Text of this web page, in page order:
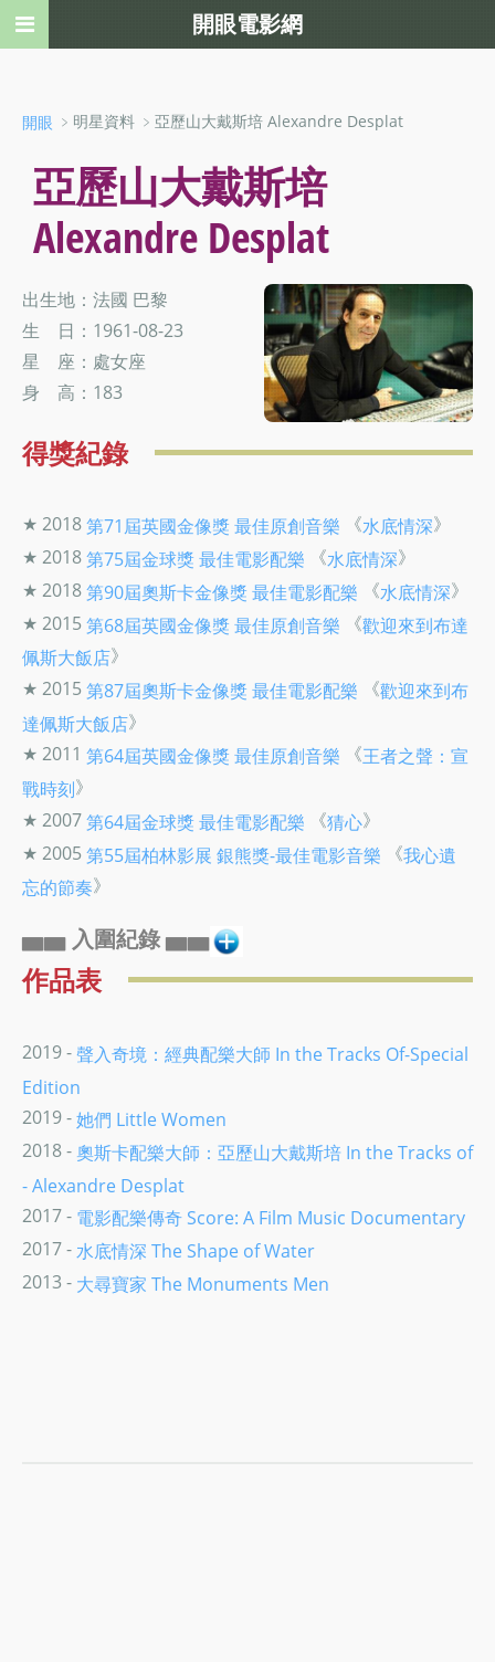
開眼 ﹥明星資料 ﹥亞歷山大戴斯培 Alexandre Desplat
亞歷山大戴斯培
Alexandre Desplat
出生地：法國 巴黎
生 日：1961-08-23
星 座：處女座
身 高：183
得獎紀錄
★ 2018第71屆英國金像獎最佳原創音樂 《水底情深》
★ 2018第75屆金球獎最佳電影配樂 《水底情深》
★ 2018第90屆奧斯卡金像獎最佳電影配樂 《水底情深》
★ 2015第68屆英國金像獎最佳原創音樂 《歡迎來到布達
佩斯大飯店》
★ 2015第87屆奧斯卡金像獎最佳電影配樂 《歡迎來到布
達佩斯大飯店》
★ 2011 第64屆英國金像獎最佳原創音樂 《王者之聲：宣
戰時刻》
★ 2007第64屆金球獎最佳電影配樂 《猜心》
★ 2005第55屆柏林影展 銀熊獎-最佳電影音樂 《我心遺
忘的節奏》
▅▅ 入圍紀錄 ▅▅
作品表
2019 -聲入奇境：經典配樂大師 In the Tracks Of-Special
Edition
2019 -她們 Little Women
2018 -奧斯卡配樂大師：亞歷山大戴斯培 In the Tracks of
- Alexandre Desplat
2017 - 電影配樂傳奇 Score: A Film Music Documentary
2017 -水底情深 The Shape of Water
2013 - 大尋寶家 The Monuments Men
開眼電影網